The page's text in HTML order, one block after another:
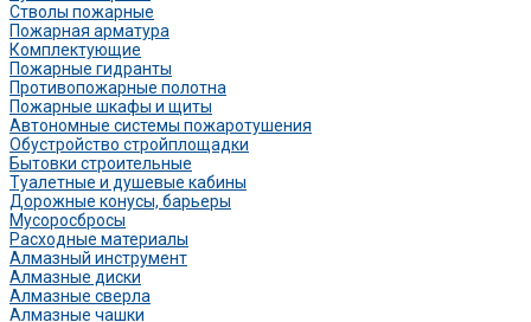
Стволы пожарные
Пожарная арматура
Комплектующие
Пожарные гидранты
Противопожарные полотна
Пожарные шкафы и щиты
Автономные системы пожаротушения
Обустройство стройплощадки
Бытовки строительные
Туалетные и душевые кабины
Дорожные конусы, барьеры
Мусоросбросы
Расходные материалы
Алмазный инструмент
Алмазные диски
Алмазные сверла
Алмазные чашки